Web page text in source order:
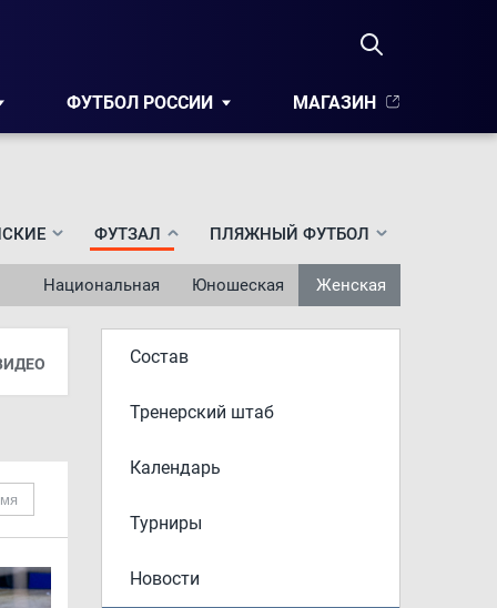
ФУТБОЛ РОССИИ МАГАЗИН
ФУТЗАЛ
Женская
Юношеская
Национальная
ПЛЯЖНЫЙ ФУТБОЛ
Состав
Тренерский штаб
Календарь
Турниры
Новости